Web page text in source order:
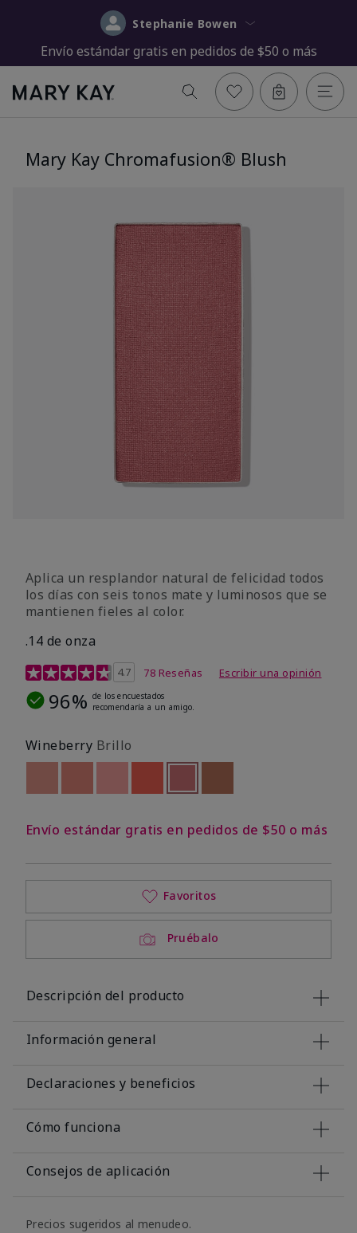
Stephanie Bowen
Envío estándar gratis en pedidos de $50 o más
Mary Kay Chromafusion® Blush
Aplica un resplandor natural de felicidad todos
los días con seis tonos mate y luminosos que se
mantienen fieles al color.
.14 de onza
Calificación de clientes de 4,3 de 5
4.7 78 Reseñas Escribir una opinión
96% de los encuestados
recomendaría a un amigo.
Wineberry Brillo
Out of stockOut of stockseleccionado
Out of stock
Envío estándar gratis en pedidos de $50 o más
Pruébalo
Favoritos
Descripción del producto
Información general
Declaraciones y beneficios
Cómo funciona
Consejos de aplicación
Precios sugeridos al menudeo.